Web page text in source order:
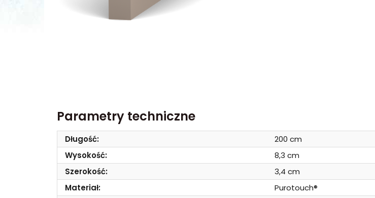
Parametry techniczne
Długość:
200 cm
Wysokość:
8,3 cm
Szerokość:
3,4 cm
Materiał:
Purotouch®